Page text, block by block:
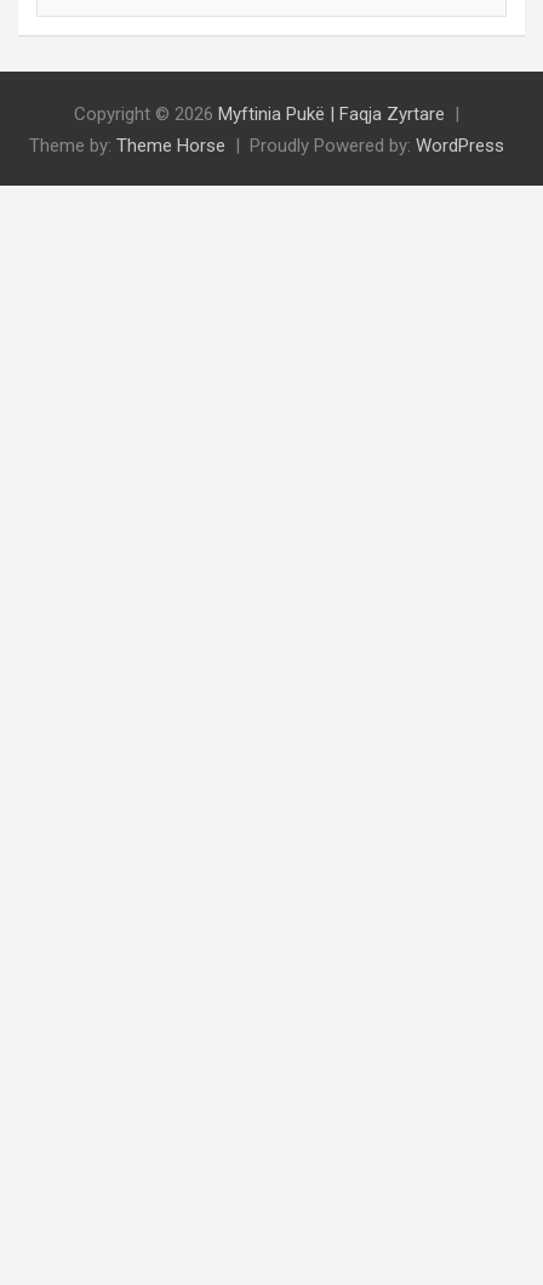
Copyright © 2026 Myftinia Pukë | Faqja Zyrtare
Theme by: Theme Horse Proudly Powered by: WordPress